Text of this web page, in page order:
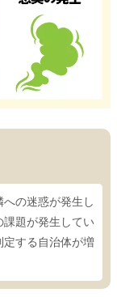
の迷惑が発生し
題が発生してい
定する自治体が増